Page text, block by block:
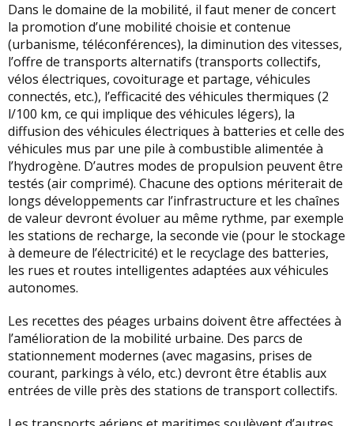
Dans le domaine de la mobilité, il faut mener de concert
la promotion d’une mobilité choisie et contenue
(urbanisme, téléconférences), la diminution des vitesses,
l’offre de transports alternatifs (transports collectifs,
vélos électriques, covoiturage et partage, véhicules
connectés, etc.), l’efficacité des véhicules thermiques (2
l/100 km, ce qui implique des véhicules légers), la
diffusion des véhicules électriques à batteries et celle des
véhicules mus par une pile à combustible alimentée à
l’hydrogène. D’autres modes de propulsion peuvent être
testés (air comprimé). Chacune des options mériterait de
longs développements car l’infrastructure et les chaînes
de valeur devront évoluer au même rythme, par exemple
les stations de recharge, la seconde vie (pour le stockage
à demeure de l’électricité) et le recyclage des batteries,
les rues et routes intelligentes adaptées aux véhicules
autonomes.
Les recettes des péages urbains doivent être affectées à
l’amélioration de la mobilité urbaine. Des parcs de
stationnement modernes (avec magasins, prises de
courant, parkings à vélo, etc.) devront être établis aux
entrées de ville près des stations de transport collectifs.